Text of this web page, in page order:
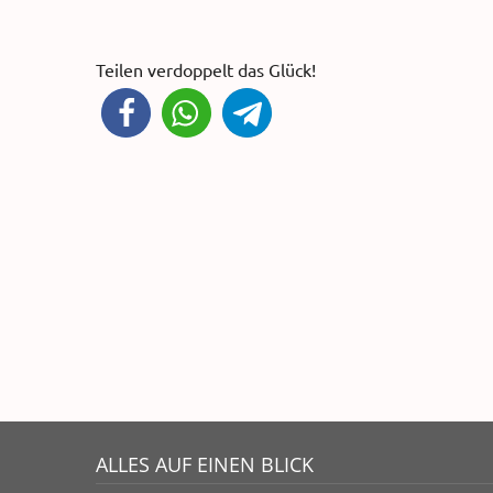
Teilen verdoppelt das Glück!
ALLES AUF EINEN BLICK